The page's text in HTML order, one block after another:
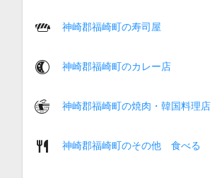
神崎郡福崎町の寿司屋
神崎郡福崎町のカレー店
神崎郡福崎町の焼肉・韓国料理店
神崎郡福崎町のその他 食べる